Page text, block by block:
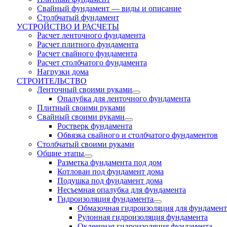
Свайный фундамент — виды и описание
Столбчатый фундамент
УСТРОЙСТВО И РАСЧЕТЫ
Расчет ленточного фундамента
Расчет плитного фундамента
Расчет свайного фундамента
Расчет столбчатого фундамента
Нагрузки дома
СТРОИТЕЛЬСТВО
Ленточный своими руками
Опалубка для ленточного фундамента
Плитный своими руками
Свайный своими руками
Ростверк фундамента
Обвязка свайного и столбчатого фундаментов
Cтолбчатый своими руками
Общие этапы
Разметка фундамента под дом
Котлован под фундамент дома
Подушка под фундамент дома
Несъемная опалубка для фундамента
Гидроизоляция фундамента
Обмазочная гидроизоляция для
Рулонная гидроизоляция фундамента